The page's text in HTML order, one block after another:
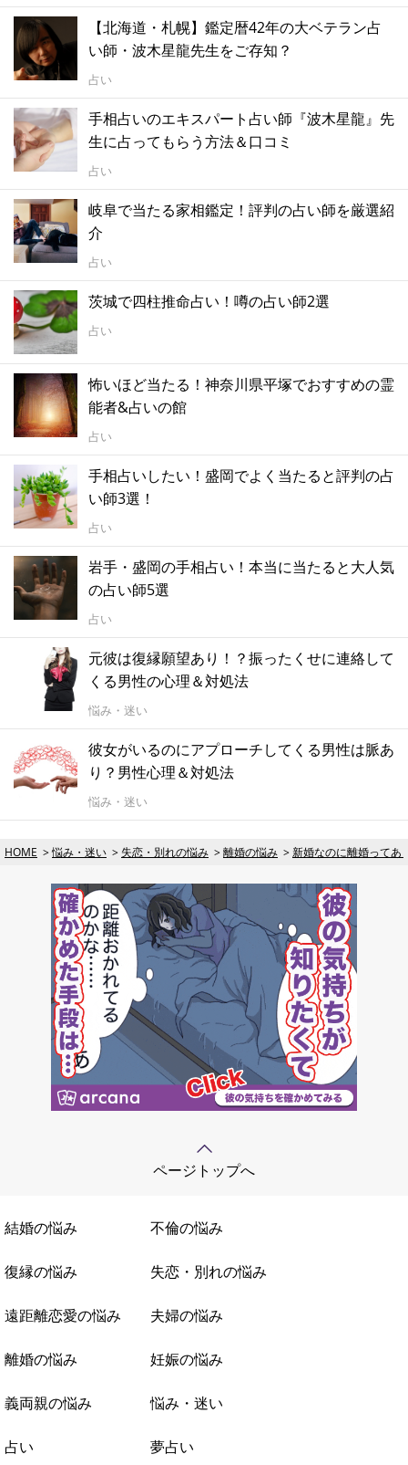
【北海道・札幌】鑑定暦42年の大ベテラン占
い師・波木星龍先生をご存知？
占い
手相占いのエキスパート占い師『波木星龍』先
生に占ってもらう方法＆口コミ
占い
岐阜で当たる家相鑑定！評判の占い師を厳選紹
介
占い
茨城で四柱推命占い！噂の占い師2選
占い
怖いほど当たる！神奈川県平塚でおすすめの霊
能者&占いの館
占い
手相占いしたい！盛岡でよく当たると評判の占
い師3選！
占い
岩手・盛岡の手相占い！本当に当たると大人気
の占い師5選
占い
元彼は復縁願望あり！？振ったくせに連絡して
くる男性の心理＆対処法
悩み・迷い
彼女がいるのにアプローチしてくる男性は脈あ
り？男性心理＆対処法
悩み・迷い
HOME 悩み・迷い 失恋・別れの悩み 離婚の悩み 新婚なのに離婚ってあ
ページトップへ
結婚の悩み 不倫の悩み
復縁の悩み 失恋・別れの悩み
遠距離恋愛の悩み 夫婦の悩み
離婚の悩み 妊娠の悩み
義両親の悩み 悩み・迷い
占い 夢占い